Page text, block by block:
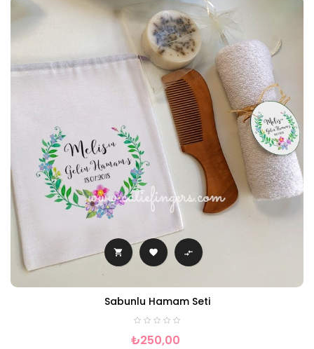
  
Sabunlu Hamam Seti
₺250,00